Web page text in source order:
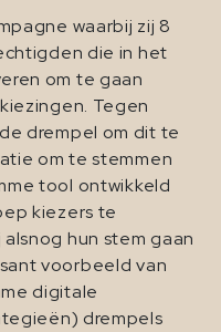
waarbij zij 8
die in het
om te gaan
Tegen
drempel om dit te
om te stemmen
tool ontwikkeld
kiezers te
hun stem gaan
voorbeeld van
digitale
drempels